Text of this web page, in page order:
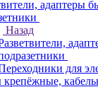
адаптеры
Назад
для